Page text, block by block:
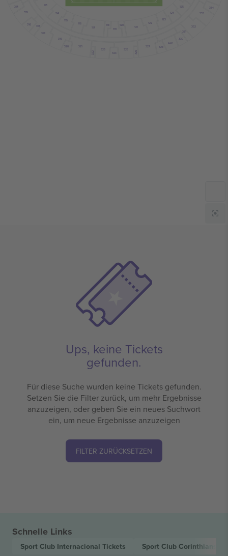
125
124
123
122
121
120
119
118
117
116
115
114
113
334
333
332
331
330
329
328
327
326
325
324
323
322
321
320
319
318
317
316
315
314
Ups, keine Tickets
gefunden.
Für diese Suche wurden keine Tickets gefunden.
Setzen Sie die Filter zurück, um mehr Ergebnisse
anzuzeigen, oder geben Sie ein neues Suchwort
ein, um neue Ergebnisse anzuzeigen
FILTER ZURÜCKSETZEN
Schnelle Links
Sport Club Internacional Tickets Sport Club Corinthians